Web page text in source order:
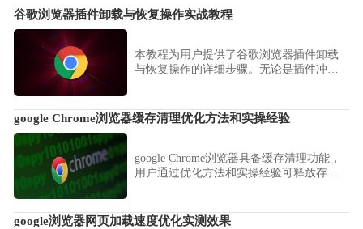
谷歌浏览器插件卸载与恢复操作实战教程
本教程为用户提供了谷歌浏览器插件卸载
与恢复操作的详细步骤。无论是插件冲突
理能力。
google Chrome浏览器缓存清理优化方法和实操经验
google Chrome浏览器具备缓存清理功能，
用户通过优化方法和实操经验可释放存储
google浏览器网页加载速度优化实测效果